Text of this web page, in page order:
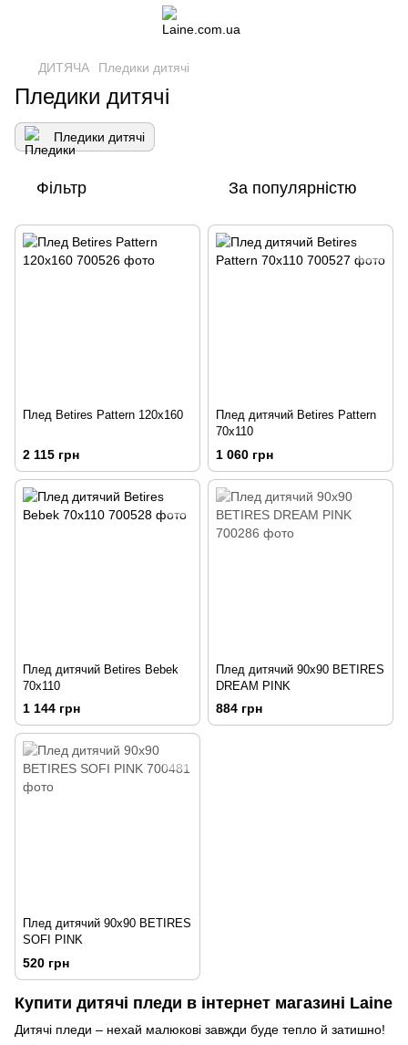
ДИТЯЧА Пледики дитячі
Пледики дитячі
Пледики дитячі
Фільтр За популярністю
Плед Betires Pattern 120x160
2 115 грн
Плед дитячий Betires Pattern
70x110
1 060 грн
Плед дитячий Betires Bebek
70x110
1 144 грн
Плед дитячий 90х90 BETIRES
DREAM PINK
884 грн
Плед дитячий 90х90 BETIRES
SOFI PINK
520 грн
Купити дитячі пледи в інтернет магазині Laine
Дитячі пледи – нехай малюкові завжди буде тепло й затишно!